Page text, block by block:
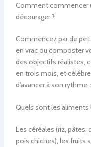
Comment commencer
décourager ?
Commencez par de
en vrac ou composter
des objectifs réalistes,
en trois mois, et
d’avancer à son
Quels sont les aliments
Les céréales (riz, pâtes,
pois chiches), les fruits